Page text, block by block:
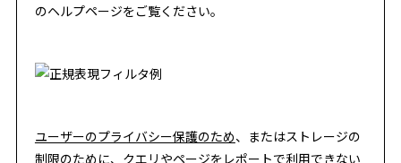
のヘルプページをご覧ください。
ユーザーのプライバシー保護のため、またはストレージの
制限のために、クエリやページをレポートで利用できない